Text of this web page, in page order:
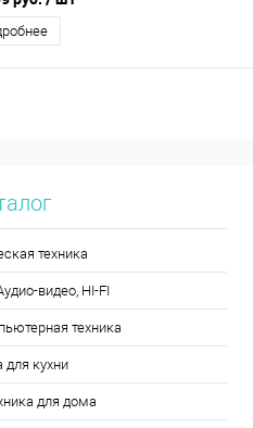
техника
видео, HI-FI
техника
для кухни
для дома